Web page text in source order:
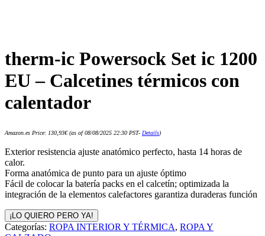
therm-ic Powersock Set ic 1200
EU – Calcetines térmicos con
calentador
Amazon.es Price: 130,93€(as of 08/08/2025 22:30 PST- Details)
Exterior resistencia ajuste anatómico perfecto, hasta 14 horas de
calor.
Forma anatómica de punto para un ajuste óptimo
Fácil de colocar la batería packs en el calcetín; optimizada la
integración de la elementos calefactores garantiza duraderas función
¡LO QUIERO PERO YA!
Categorías: ROPA INTERIOR Y TÉRMICA, ROPA Y